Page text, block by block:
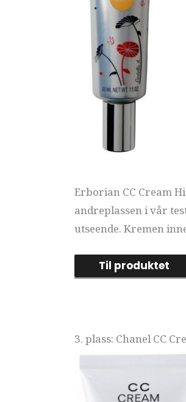
Erborian CC Cream
andreplassen i vår
utseende. Kremen
Til produktet
3. plass: Chanel CC